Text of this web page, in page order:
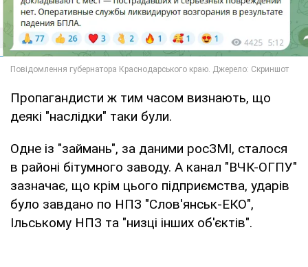
Пропагандисти ж тим часом визнають, що
деякі "наслідки" таки були.
Одне із "займань", за даними росЗМІ, сталося
в районі бітумного заводу. А канал "ВЧК-ОГПУ"
зазначає, що крім цього підприємства, ударів
було завдано по НПЗ "Слов'янськ-ЕКО",
Ільському НПЗ та "низці інших об'єктів".